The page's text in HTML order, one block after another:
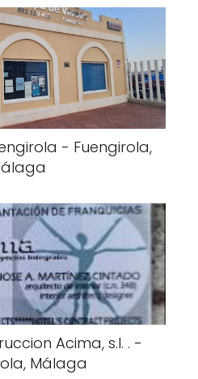
- Fuengirola,
Acima, s.l. . -
Málaga